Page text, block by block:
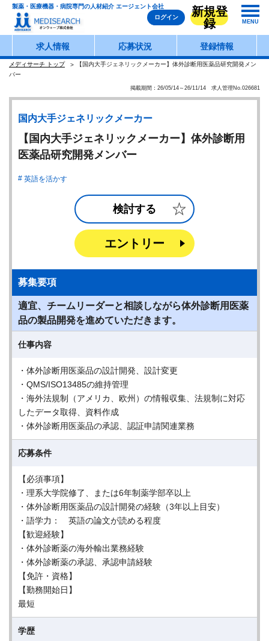
製薬・医療機器・病院専門の人材紹介 エージェント会社
ログイン
新規登
録
MENU
求人情報 応募状況 登録情報
メディサーチ トップ
【国内大手ジェネリックメーカー】体外診断用医薬品研究開発メン
バー
掲載期間：26/05/14～26/11/14 求人管理No.026681
国内大手ジェネリックメーカー
【国内大手ジェネリックメーカー】体外診断用
医薬品研究開発メンバー
英語を活かす
検討する
エントリー
募集要項
適宜、チームリーダーと相談しながら体外診断用医薬
品の製品開発を進めていただきます。
仕事内容
・体外診断用医薬品の設計開発、設計変更
・QMS/ISO13485の維持管理
・海外法規制（アメリカ、欧州）の情報収集、法規制に対応
したデータ取得、資料作成
・体外診断用医薬品の承認、認証申請関連業務
応募条件
【必須事項】
・理系大学院修了、または6年制薬学部卒以上
・体外診断用医薬品の設計開発の経験（3年以上目安）
・語学力： 英語の論文が読める程度
【歓迎経験】
・体外診断薬の海外輸出業務経験
・体外診断薬の承認、承認申請経験
【免許・資格】
【勤務開始日】
最短
学歴